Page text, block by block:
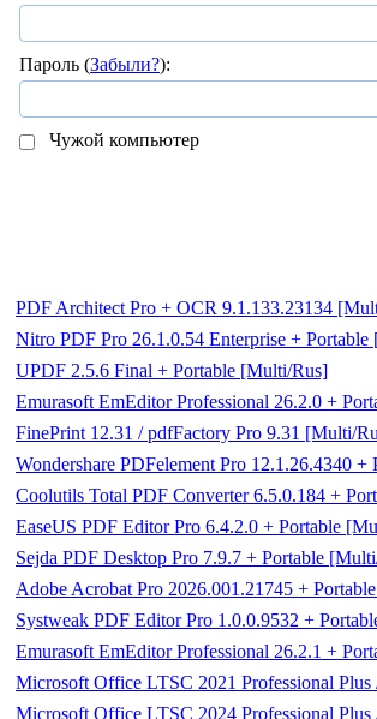
Пароль (Забыли?):
Чужой компьютер
PDF Architect Pro + OCR 9.1.133.23134
Nitro PDF Pro 26.1.0.54 Enterprise +
UPDF 2.5.6 Final + Portable [Multi/Rus]
Emurasoft EmEditor Professional 26.2.0 +
FinePrint 12.31 / pdfFactory Pro 9.31 [Multi/
Wondershare PDFelement Pro 12.1.26.4340
Coolutils Total PDF Converter 6.5.0.184 +
EaseUS PDF Editor Pro 6.4.2.0 + Portable
Sejda PDF Desktop Pro 7.9.7 + Portable
Adobe Acrobat Pro 2026.001.21745 +
Systweak PDF Editor Pro 1.0.0.9532 +
Emurasoft EmEditor Professional 26.2.1 +
Microsoft Office LTSC 2021 Professional
Microsoft Office LTSC 2024 Professional